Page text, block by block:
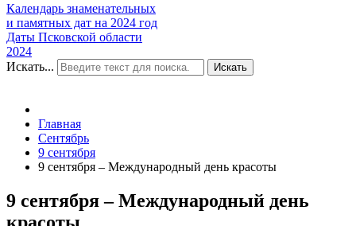
Календарь знаменательных
и памятных дат на 2024 год
Даты Псковской области
2024
Искать...
Искать
Главная
Сентябрь
9 сентября
9 сентября – Международный день красоты
9 сентября – Международный день
красоты